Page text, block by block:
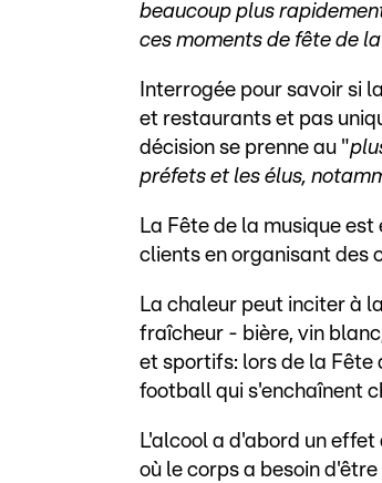
beaucoup plus
ces moments de fête de
Interrogée pour savoir si
et restaurants et pas
décision se prenne au "
préfets et les élus,
La Fête de la musique
clients en organisant des
La chaleur peut inciter à
fraîcheur - bière, vin
et sportifs: lors de la Fête
football qui s'enchaînent
L'alcool a d'abord un
où le corps a besoin